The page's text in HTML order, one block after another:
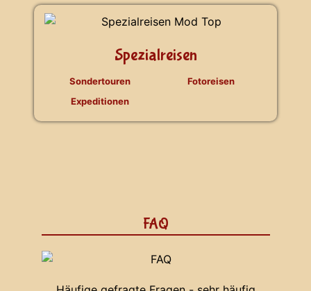
Spezialreisen
Sondertouren
Expeditionen
Fotoreisen
FAQ